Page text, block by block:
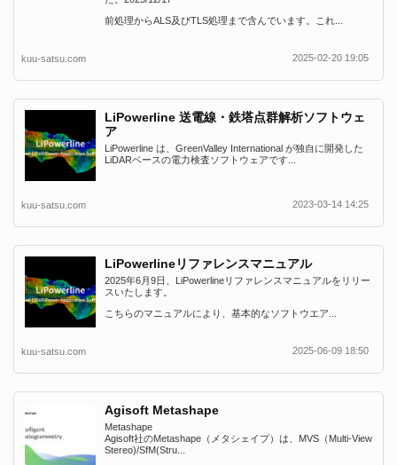
前処理からALS及びTLS処理まで含んでいます。これ...
kuu-satsu.com 2025-02-20 19:05
LiPowerline 送電線・鉄塔点群解析ソフトウェ
ア
LiPowerline は、GreenValley International が独自に開発した
LiDARベースの電力検査ソフトウェアです...
kuu-satsu.com 2023-03-14 14:25
LiPowerlineリファレンスマニュアル
2025年6月9日、LiPowerlineリファレンスマニュアルをリリー
スいたします。
こちらのマニュアルにより、基本的なソフトウエア...
kuu-satsu.com 2025-06-09 18:50
Agisoft Metashape
Metashape
Agisoft社のMetashape（メタシェイプ）は、MVS（Multi-View
Stereo)/SfM(Stru...